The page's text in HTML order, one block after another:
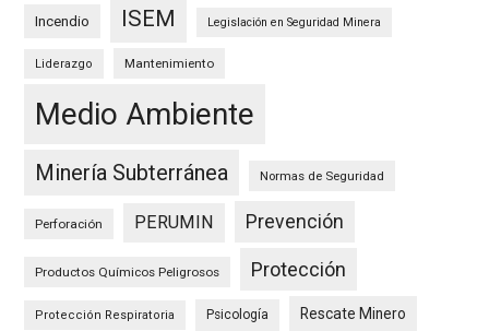
Incendio ISEM Legislación en Seguridad Minera
Liderazgo Mantenimiento
Medio Ambiente
Minería Subterránea Normas de Seguridad
Perforación PERUMIN Prevención
Productos Químicos Peligrosos Protección
Protección Respiratoria Psicología Rescate Minero